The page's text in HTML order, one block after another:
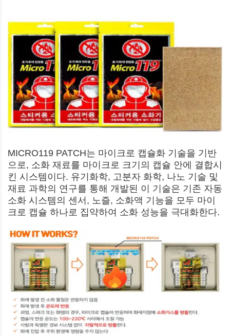
MICRO119 PATCH는 마이크로 캡슐화 기술을 기반
으로, 소화 재료를 마이크로 크기의 캡슐 안에 결합시
킨 시스템이다. 유기화학, 고분자 화학, 나노 기술 및
재료 과학의 연구를 통해 개발된 이 기술은 기존 자동
소화 시스템의 센서, 노즐, 소화액 기능을 모두 마이
크로 캡슐 하나로 집약하여 소화 성능을 극대화한다.